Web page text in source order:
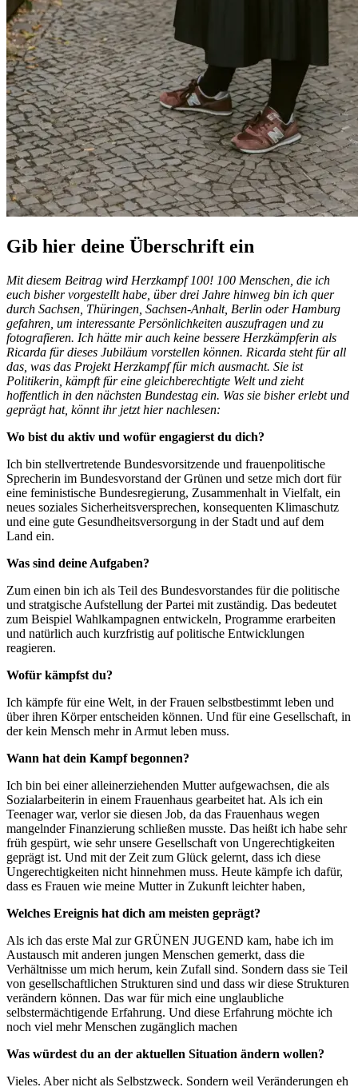
Gib hier deine Überschrift ein
Mit diesem Beitrag wird Herzkampf 100! 100 Menschen, die ich
euch bisher vorgestellt habe, über drei Jahre hinweg bin ich quer
durch Sachsen, Thüringen, Sachsen-Anhalt, Berlin oder Hamburg
gefahren, um interessante Persönlichkeiten auszufragen und zu
fotografieren. Ich hätte mir auch keine bessere Herzkämpferin als
Ricarda für dieses Jubiläum vorstellen können. Ricarda steht für all
das, was das Projekt Herzkampf für mich ausmacht. Sie ist
Politikerin, kämpft für eine gleichberechtigte Welt und zieht
hoffentlich in den nächsten Bundestag ein. Was sie bisher erlebt und
geprägt hat, könnt ihr jetzt hier nachlesen:
Wo bist du aktiv und wofür engagierst du dich?
Ich bin stellvertretende Bundesvorsitzende und frauenpolitische
Sprecherin im Bundesvorstand der Grünen und setze mich dort für
eine feministische Bundesregierung, Zusammenhalt in Vielfalt, ein
neues soziales Sicherheitsversprechen, konsequenten Klimaschutz
und eine gute Gesundheitsversorgung in der Stadt und auf dem
Land ein.
Was sind deine Aufgaben?
Zum einen bin ich als Teil des Bundesvorstandes für die politische
und stratgische Aufstellung der Partei mit zuständig. Das bedeutet
zum Beispiel Wahlkampagnen entwickeln, Programme erarbeiten
und natürlich auch kurzfristig auf politische Entwicklungen
reagieren.
Wofür kämpfst du?
Ich kämpfe für eine Welt, in der Frauen selbstbestimmt leben und
über ihren Körper entscheiden können. Und für eine Gesellschaft, in
der kein Mensch mehr in Armut leben muss.
Wann hat dein Kampf begonnen?
Ich bin bei einer alleinerziehenden Mutter aufgewachsen, die als
Sozialarbeiterin in einem Frauenhaus gearbeitet hat. Als ich ein
Teenager war, verlor sie diesen Job, da das Frauenhaus wegen
mangelnder Finanzierung schließen musste. Das heißt ich habe sehr
früh gespürt, wie sehr unsere Gesellschaft von Ungerechtigkeiten
geprägt ist. Und mit der Zeit zum Glück gelernt, dass ich diese
Ungerechtigkeiten nicht hinnehmen muss. Heute kämpfe ich dafür,
dass es Frauen wie meine Mutter in Zukunft leichter haben,
Welches Ereignis hat dich am meisten geprägt?
Als ich das erste Mal zur GRÜNEN JUGEND kam, habe ich im
Austausch mit anderen jungen Menschen gemerkt, dass die
Verhältnisse um mich herum, kein Zufall sind. Sondern dass sie Teil
von gesellschaftlichen Strukturen sind und dass wir diese Strukturen
verändern können. Das war für mich eine unglaubliche
selbstermächtigende Erfahrung. Und diese Erfahrung möchte ich
noch viel mehr Menschen zugänglich machen
Was würdest du an der aktuellen Situation ändern wollen?
Vieles. Aber nicht als Selbstzweck. Sondern weil Veränderungen eh